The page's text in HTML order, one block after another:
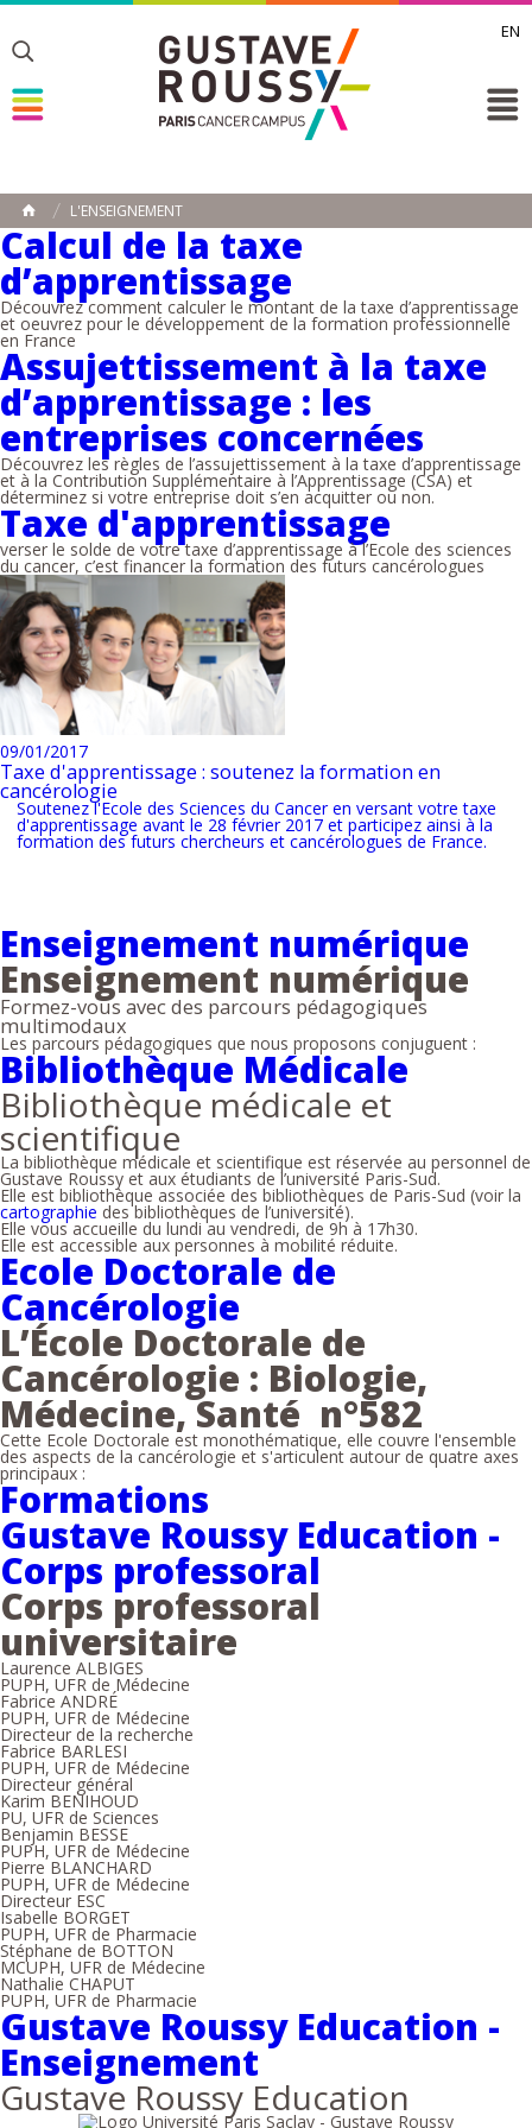
EN
Toggle
Toggle
Toggle
ACCUEIL
L'ENSEIGNEMENT
Calcul de la taxe
d’apprentissage
Découvrez comment calculer le montant de la taxe d’apprentissage
et oeuvrez pour le développement de la formation professionnelle
en France
Assujettissement à la taxe
d’apprentissage : les
entreprises concernées
Découvrez les règles de l’assujettissement à la taxe d’apprentissage
et à la Contribution Supplémentaire à l’Apprentissage (CSA) et
déterminez si votre entreprise doit s’en acquitter ou non.
Taxe d'apprentissage
verser le solde de votre taxe d’apprentissage à l’Ecole des sciences
du cancer, c’est financer la formation des futurs cancérologues
09/01/2017
Taxe d'apprentissage : soutenez la formation en
cancérologie
Soutenez l'Ecole des Sciences du Cancer en versant votre taxe
d'apprentissage avant le 28 février 2017 et participez ainsi à la
formation des futurs chercheurs et cancérologues de France.
Enseignement numérique
Enseignement numérique
Formez-vous avec des parcours pédagogiques
multimodaux
Les parcours pédagogiques que nous proposons conjuguent :
Bibliothèque Médicale
Bibliothèque médicale et
scientifique
La bibliothèque médicale et scientifique est réservée au personnel de
Gustave Roussy et aux étudiants de l’université Paris-Sud.
Elle est bibliothèque associée des bibliothèques de Paris-Sud (voir la
cartographie des bibliothèques de l’université).
Elle vous accueille du lundi au vendredi, de 9h à 17h30.
Elle est accessible aux personnes à mobilité réduite.
Ecole Doctorale de
Cancérologie
L’École Doctorale de
Cancérologie : Biologie,
Médecine, Santé n°582
Cette Ecole Doctorale est monothématique, elle couvre l'ensemble
des aspects de la cancérologie et s'articulent autour de quatre axes
principaux :
Formations
Gustave Roussy Education -
Corps professoral
Corps professoral
universitaire
Laurence ALBIGES
PUPH, UFR de Médecine
Fabrice ANDRÉ
PUPH, UFR de Médecine
Directeur de la recherche
Fabrice BARLESI
PUPH, UFR de Médecine
Directeur général
Karim BENIHOUD
PU, UFR de Sciences
Benjamin BESSE
PUPH, UFR de Médecine
Pierre BLANCHARD
PUPH, UFR de Médecine
Directeur ESC
Isabelle BORGET
PUPH, UFR de Pharmacie
Stéphane de BOTTON
MCUPH, UFR de Médecine
Nathalie CHAPUT
PUPH, UFR de Pharmacie
Gustave Roussy Education -
Enseignement
Gustave Roussy Education